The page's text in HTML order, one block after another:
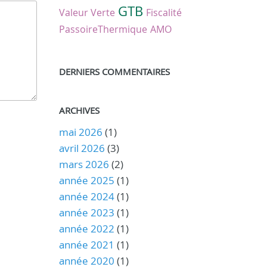
Valeur Verte GTB Fiscalité
PassoireThermique AMO
DERNIERS COMMENTAIRES
ARCHIVES
mai 2026 (1)
avril 2026 (3)
mars 2026 (2)
année 2025 (1)
année 2024(1)
année 2023 (1)
année 2022 (1)
année 2021 (1)
année 2020 (1)